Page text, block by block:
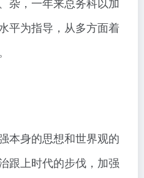
平为指导，从多方面着
本身的思想和世界观的
跟上时代的步伐，加强